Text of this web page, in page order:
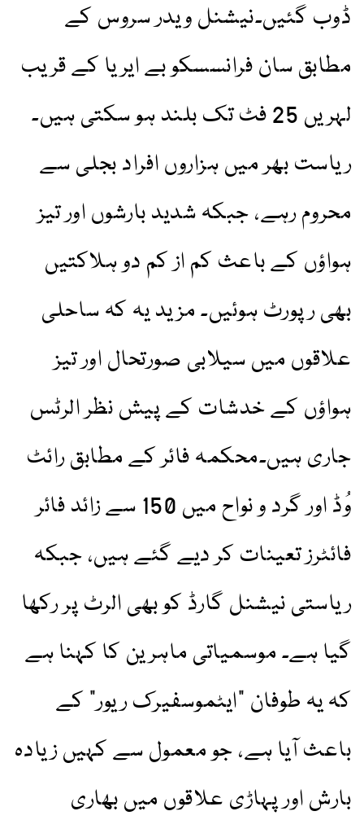
ڈوب گئیں۔نیشنل ویدر سروس کے
مطابق سان فرانسسکو بے ایریا کے قریب
لہریں 25 فٹ تک بلند ہو سکتی ہیں۔
ریاست بھر میں ہزاروں افراد بجلی سے
محروم رہے، جبکہ شدید بارشوں اور تیز
ہواؤں کے باعث کم از کم دو ہلاکتیں
بھی رپورٹ ہوئیں۔ مزید یہ کہ ساحلی
علاقوں میں سیلابی صورتحال اور تیز
ہواؤں کے خدشات کے پیش نظر الرٹس
جاری ہیں۔محکمہ فائر کے مطابق رائٹ
وُڈ اور گرد و نواح میں 150 سے زائد فائر
فائٹرز تعینات کر دیے گئے ہیں، جبکہ
ریاستی نیشنل گارڈ کو بھی الرٹ پر رکھا
گیا ہے۔ موسمیاتی ماہرین کا کہنا ہے
کہ یہ طوفان “ایٹموسفیرک ریور” کے
باعث آیا ہے، جو معمول سے کہیں زیادہ
بارش اور پہاڑی علاقوں میں بھاری